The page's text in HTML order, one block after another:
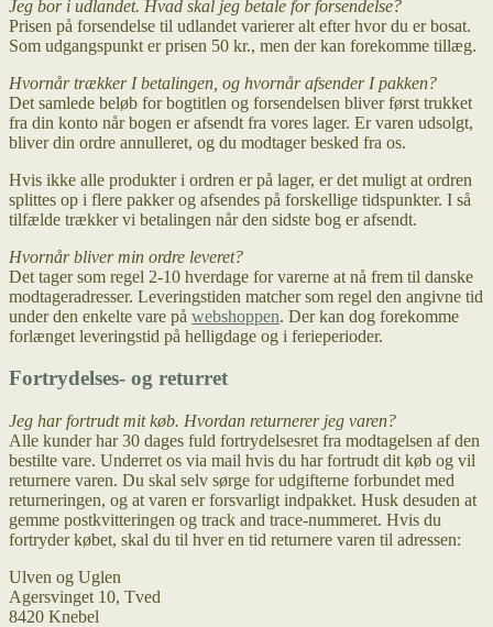
Jeg bor i udlandet. Hvad skal jeg betale for forsendelse?
Prisen på forsendelse til udlandet varierer alt efter hvor du er bosat.
Som udgangspunkt er prisen 50 kr., men der kan forekomme tillæg.
Hvornår trækker I betalingen, og hvornår afsender I pakken?
Det samlede beløb for bogtitlen og forsendelsen bliver først trukket
fra din konto når bogen er afsendt fra vores lager. Er varen udsolgt,
bliver din ordre annulleret, og du modtager besked fra os.
Hvis ikke alle produkter i ordren er på lager, er det muligt at ordren
splittes op i flere pakker og afsendes på forskellige tidspunkter. I så
tilfælde trækker vi betalingen når den sidste bog er afsendt.
Hvornår bliver min ordre leveret?
Det tager som regel 2-10 hverdage for varerne at nå frem til danske
modtageradresser. Leveringstiden matcher som regel den angivne tid
under den enkelte vare på webshoppen. Der kan dog forekomme
forlænget leveringstid på helligdage og i ferieperioder.
Fortrydelses- og returret
Jeg har fortrudt mit køb. Hvordan returnerer jeg varen?
Alle kunder har 30 dages fuld fortrydelsesret fra modtagelsen af den
bestilte vare. Underret os via mail hvis du har fortrudt dit køb og vil
returnere varen. Du skal selv sørge for udgifterne forbundet med
returneringen, og at varen er forsvarligt indpakket. Husk desuden at
gemme postkvitteringen og track and trace-nummeret. Hvis du
fortryder købet, skal du til hver en tid returnere varen til adressen:
Ulven og Uglen
Agersvinget 10, Tved
8420 Knebel